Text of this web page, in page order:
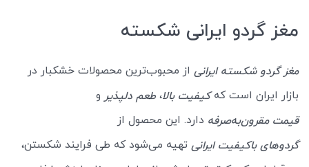
مغز گردو ایرانی شکسته
مغز گردو شکسته ایرانی از محبوب‌ترین محصولات خشکبار در
بازار ایران است کهکیفیت بالا، طعم دلپذیر و
قیمت مقرون‌به‌صرفه دارد. این محصول از
گردوهای باکیفیت ایرانی تهیه می‌شود که طی فرایند شکستن،